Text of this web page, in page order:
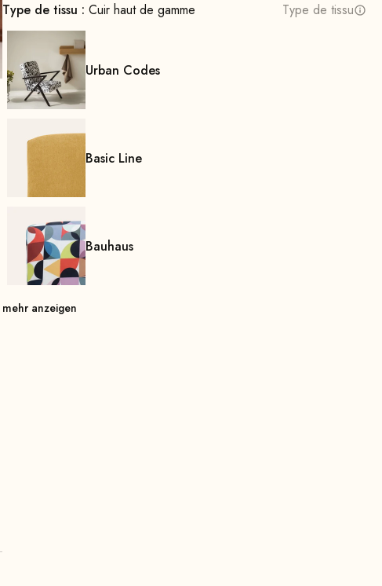
Type de tissu : Cuir haut de gamme Type de tissu
Urban Codes
Basic Line
Bauhaus
mehr anzeigen